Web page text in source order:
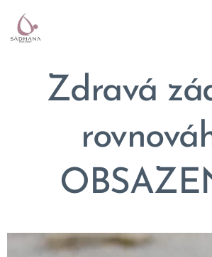
Zdravá